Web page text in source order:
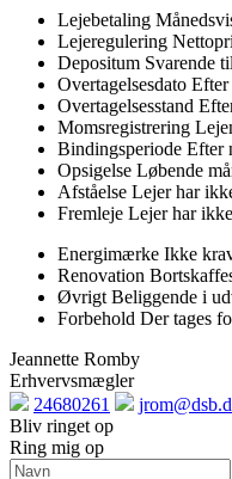
Lejebetaling
Lejeregulering
Depositum Svarende
Overtagelsesdato Efter
Overtagelsesstand
Momsregistrering
Bindingsperiode Efter
Opsigelse Løbende
Afståelse Lejer har
Fremleje Lejer har
Energimærke Ikke
Renovation
Øvrigt Beliggende i
Forbehold Der tages
Jeannette Romby
Erhvervsmægler
Telefon:
24680261 Email:
Bliv ringet op
Ring mig op